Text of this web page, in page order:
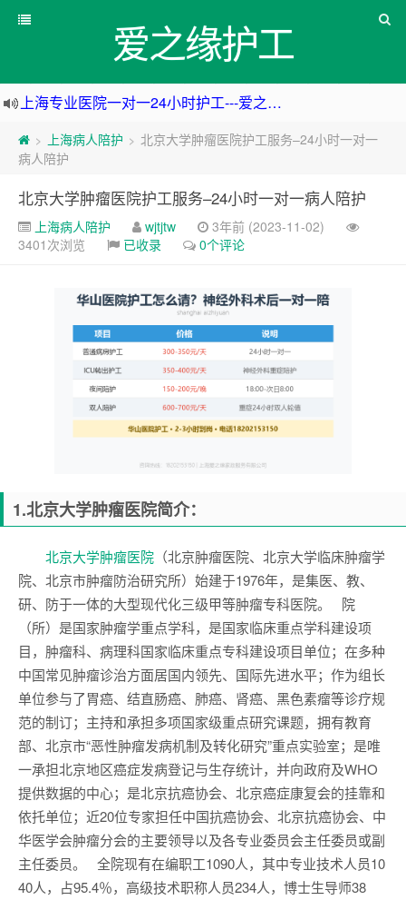
爱之缘护工
上海住家一对一护工---上海爱之缘护工 18202153150
上海专业医院一对一24小时护工---上海爱之缘护工 18202153150
> 上海病人陪护 > 北京大学肿瘤医院护工服务–24小时一对一
病人陪护
北京大学肿瘤医院护工服务–24小时一对一病人陪护
上海病人陪护 wjtjtw
3年前 (2023-11-02)
3401次浏览
已收录 0个评论
1.北京大学肿瘤医院简介：
北京大学肿瘤医院 （北京肿瘤医院、北京大学临床肿瘤学
院、北京市肿瘤防治研究所）始建于1976年，是集医、教、
研、防于一体的大型现代化三级甲等肿瘤专科医院。 院
（所）是国家肿瘤学重点学科，是国家临床重点学科建设项
目，肿瘤科、病理科国家临床重点专科建设项目单位；在多种
中国常见肿瘤诊治方面居国内领先、国际先进水平；作为组长
单位参与了胃癌、结直肠癌、肺癌、肾癌、黑色素瘤等诊疗规
范的制订；主持和承担多项国家级重点研究课题，拥有教育
部、北京市“恶性肿瘤发病机制及转化研究”重点实验室；是唯
一承担北京地区癌症发病登记与生存统计，并向政府及WHO
提供数据的中心；是北京抗癌协会、北京癌症康复会的挂靠和
依托单位；近20位专家担任中国抗癌协会、北京抗癌协会、中
华医学会肿瘤分会的主要领导以及各专业委员会主任委员或副
主任委员。 全院现有在编职工1090人，其中专业技术人员10
40人，占95.4％，高级技术职称人员234人，博士生导师38